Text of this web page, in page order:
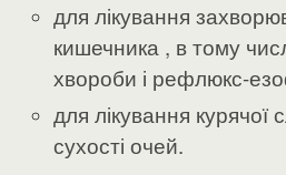
для лікування
кишечника , в тому
хвороби і рефлюкс-
для лікування курячої
сухості очей.